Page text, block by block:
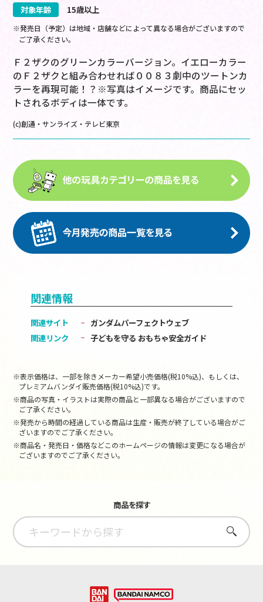
対象年齢
15歳以上
※発売日（予定）は地域・店舗などによって異なる場合がございますので
ご了承ください。
Ｆ２ザクのグリーンカラーバージョン。イエローカラー
のＦ２ザクと組み合わせれば００８３劇中のツートンカ
ラーを再現可能！？※写真はイメージです。商品にセッ
トされるボディは一体です。
(c)創通・サンライズ・テレビ東京
関連情報
関連サイト
ガンダムパーフェクトウェブ
関連リンク
子どもを守る おもちゃ安全ガイド
※表示価格は、一部を除きメーカー希望小売価格(税10%込)、もしくは、
プレミアムバンダイ販売価格(税10%込)です。
※商品の写真・イラストは実際の商品と一部異なる場合がございますので
ご了承ください。
※発売から時間の経過している商品は生産・販売が終了している場合がご
ざいますのでご了承ください。
※商品名・発売日・価格などこのホームページの情報は変更になる場合が
ございますのでご了承ください。
商品を探す
さがす